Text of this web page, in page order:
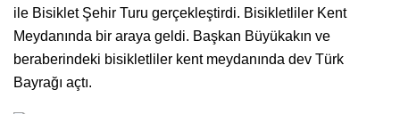
ile Bisiklet Şehir Turu gerçekleştirdi. Bisikletliler Kent
Meydanında bir araya geldi. Başkan Büyükakın ve
beraberindeki bisikletliler kent meydanında dev Türk
Bayrağı açtı.